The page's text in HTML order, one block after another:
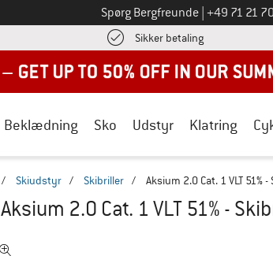
Spørg Bergfreunde Ring til os på
+49 71 21
Sikker betalingFind
Beklædning Sko Udstyr Klatring
/ Skiudstyr / Skibriller / Aksium 2.0 Cat. 1 VLT 51%
Aksium 2.0 Cat. 1 VLT 51% -